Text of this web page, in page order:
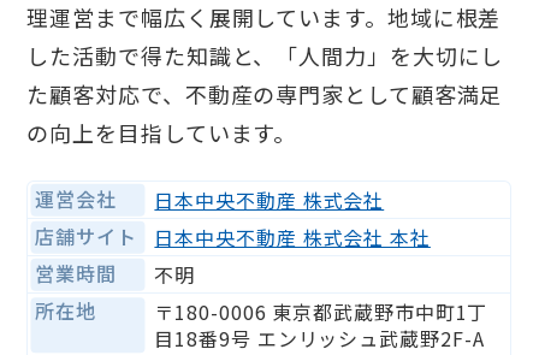
理運営まで幅広く展開しています。地域に根差
した活動で得た知識と、「人間力」を大切にし
た顧客対応で、不動産の専門家として顧客満足
の向上を目指しています。
運営会社
日本中央不動産 株式会社
店舗サイト
日本中央不動産 株式会社 本社
営業時間
不明
所在地
〒180-0006 東京都武蔵野市中町1丁
目18番9号 エンリッシュ武蔵野2F-A